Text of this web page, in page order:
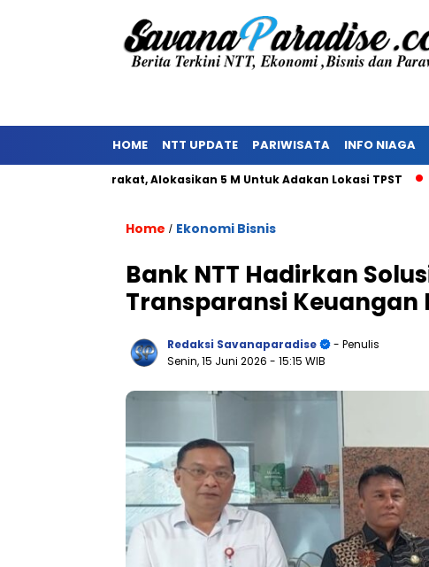
HOME NTT UPDATE PARIWISATA INFO NIAGA
Masyarakat, Alokasikan 5 M Untuk Adakan Lokasi TPST
Home / Ekonomi Bisnis
Bank NTT Hadirkan
Transparansi Keuangan
Redaksi Savanaparadise
- Penulis
Senin, 15 Juni 2026 - 15:15 WIB